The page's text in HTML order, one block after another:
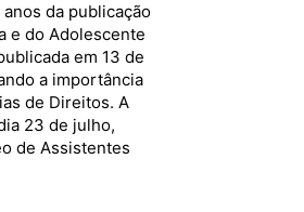
da publicação
e do Adolescente
em 13 de
a importância
de Direitos. A
23 de julho,
de Assistentes